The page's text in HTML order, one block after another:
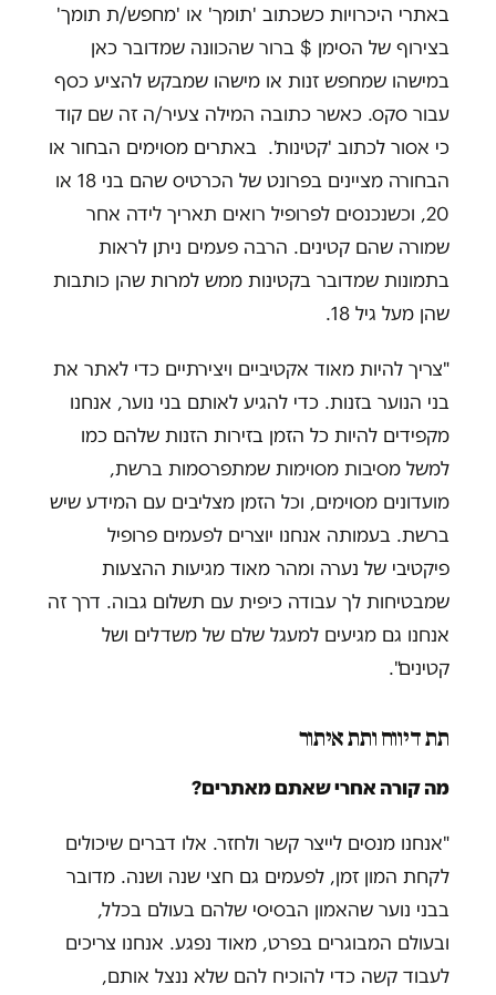
באתרי היכרויות כשכתוב 'תומך' או 'מחפש/ת תומך'
בצירוף של הסימן $ ברור שהכוונה שמדובר כאן
במישהו שמחפש זנות או מישהו שמבקש להציע כסף
עבור סקס. כאשר כתובה המילה צעיר/ה זה שם קוד
כי אסור לכתוב 'קטינות'. באתרים מסוימים הבחור או
הבחורה מציינים בפרונט של הכרטיס שהם בני 18 או
20, וכשנכנסים לפרופיל רואים תאריך לידה אחר
שמורה שהם קטינים. הרבה פעמים ניתן לראות
בתמונות שמדובר בקטינות ממש למרות שהן כותבות
שהן מעל גיל 18.
"צריך להיות מאוד אקטיביים ויצירתיים כדי לאתר את
בני הנוער בזנות. כדי להגיע לאותם בני נוער, אנחנו
מקפידים להיות כל הזמן בזירות הזנות שלהם כמו
למשל מסיבות מסוימות שמתפרסמות ברשת,
מועדונים מסוימים, וכל הזמן מצליבים עם המידע שיש
ברשת. בעמותה אנחנו יוצרים לפעמים פרופיל
פיקטיבי של נערה ומהר מאוד מגיעות ההצעות
שמבטיחות לך עבודה כיפית עם תשלום גבוה. דרך זה
אנחנו גם מגיעים למעגל שלם של משדלים ושל
קטינים".
תת דיווח ותת איתור
מה קורה אחרי שאתם מאתרים?
"אנחנו מנסים לייצר קשר ולחזר. אלו דברים שיכולים
לקחת המון זמן, לפעמים גם חצי שנה ושנה. מדובר
בבני נוער שהאמון הבסיסי שלהם בעולם בכלל,
ובעולם המבוגרים בפרט, מאוד נפגע. אנחנו צריכים
לעבוד קשה כדי להוכיח להם שלא ננצל אותם,